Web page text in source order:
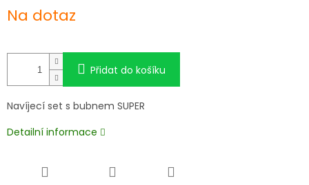
cena:
Na dotaz
Přidat do košíku
Navíjecí set s bubnem SUPER
Detailní informace